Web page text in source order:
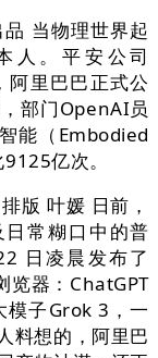
当物理世界起
人。平安公司
里巴巴正式公
部门OpenAI员
能（Embodied
亿次。
叶媛 日前，
常糊口中的普
日凌晨发布了
览器：ChatGPT
模子Grok 3，一
料想的，阿里巴